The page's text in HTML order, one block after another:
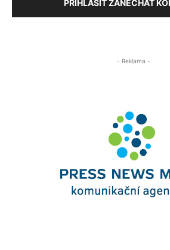
PŘIHLÁSIT ZANECHAT
- Reklama -